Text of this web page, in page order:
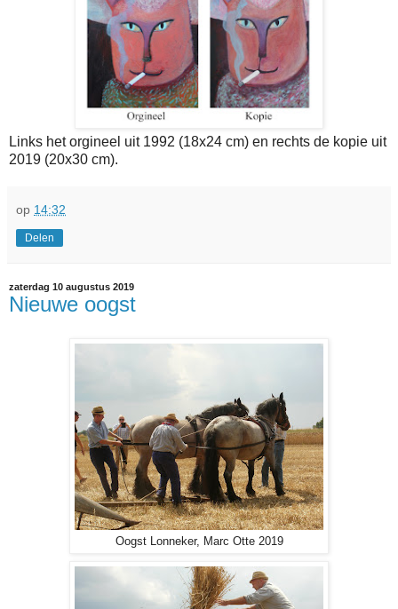
Links het orgineel uit 1992 (18x24 cm) en rechts de kopie uit
2019 (20x30 cm).
op 14:32
Delen
zaterdag 10 augustus 2019
Nieuwe oogst
Oogst Lonneker, Marc Otte 2019